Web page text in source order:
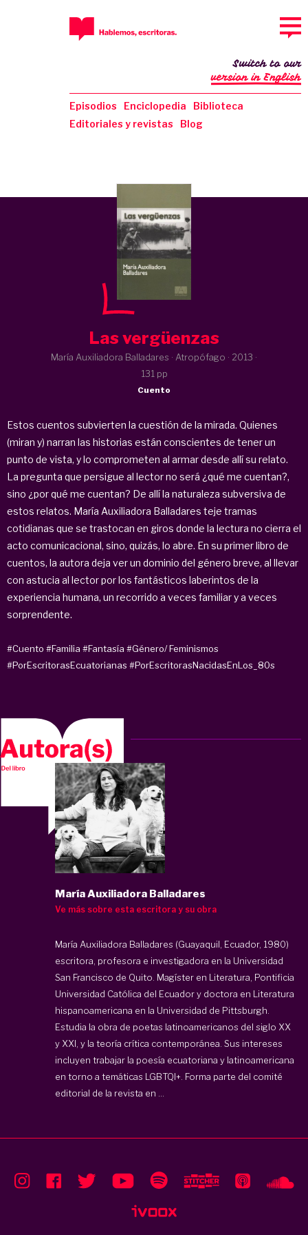
Episodios Enciclopedia
Biblioteca
Editoriales y revistas
Blog
Switch to our
version in English
Las vergüenzas
María Auxiliadora Balladares · Atropófago · 2013 ·
131 pp
Cuento
Estos cuentos subvierten la cuestión de la mirada. Quienes
(miran y) narran las historias están conscientes de tener un
punto de vista, y lo comprometen al armar desde allí su relato.
La pregunta que persigue al lector no será ¿qué me cuentan?,
sino ¿por qué me cuentan? De allí la naturaleza subversiva de
estos relatos. María Auxiliadora Balladares teje tramas
cotidianas que se trastocan en giros donde la lectura no cierra el
acto comunicacional, sino, quizás, lo abre. En su primer libro de
cuentos, la autora deja ver un dominio del género breve, al llevar
con astucia al lector por los fantásticos laberintos de la
experiencia humana, un recorrido a veces familiar y a veces
sorprendente.
#Cuento #Familia #Fantasía #Género/ Feminismos
#PorEscritorasEcuatorianas #PorEscritorasNacidasEnLos_80s
María Auxiliadora Balladares
Ve más sobre esta escritora y su obra
María Auxiliadora Balladares (Guayaquil, Ecuador, 1980)
escritora, profesora e investigadora en la Universidad
San Francisco de Quito. Magíster en Literatura, Pontificia
Universidad Católica del Ecuador y doctora en Literatura
hispanoamericana en la Universidad de Pittsburgh.
Estudia la obra de poetas latinoamericanos del siglo XX
y XXI, y la teoría crítica contemporánea. Sus intereses
incluyen trabajar la poesía ecuatoriana y latinoamericana
en torno a temáticas LGBTQI+. Forma parte del comité
editorial de la revista en ...